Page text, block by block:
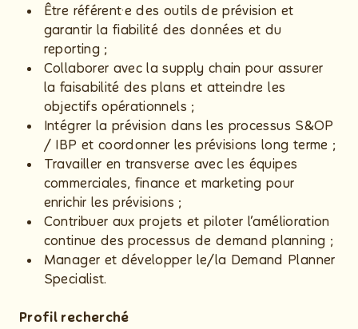
Être référent·e des outils de prévision et
garantir la fiabilité des données et du
reporting ;
Collaborer avec la supply chain pour assurer
la faisabilité des plans et atteindre les
objectifs opérationnels ;
Intégrer la prévision dans les processus S&OP
/ IBP et coordonner les prévisions long terme ;
Travailler en transverse avec les équipes
commerciales, finance et marketing pour
enrichir les prévisions ;
Contribuer aux projets et piloter l’amélioration
continue des processus de demand planning ;
Manager et développer le/la Demand Planner
Specialist.
Profil recherché